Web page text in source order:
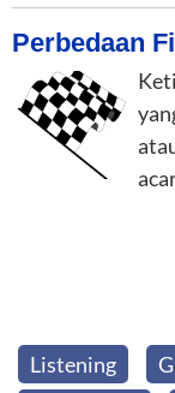
Perbedaan
Listening